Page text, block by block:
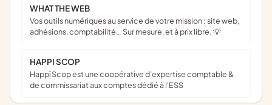
WHAT THE WEB
Vos outils numériques au service de votre mission : site web,
adhésions, comptabilité… Sur mesure, et à prix libre. 💡
HAPPI SCOP
Happï Scop est une coopérative d’expertise comptable &
de commissariat aux comptes dédié à l'ESS